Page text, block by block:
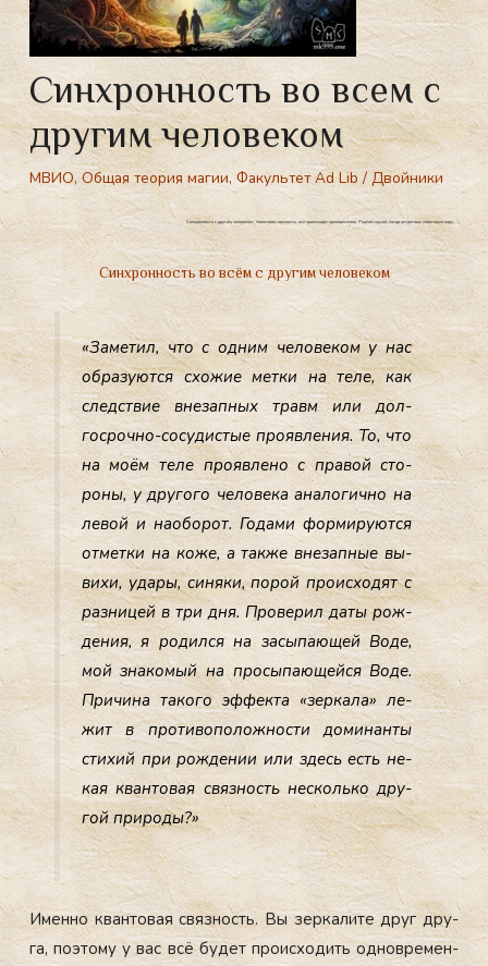
Синхронность во всем с
другим человеком
МВИО,Общая теория магии,Факультет Ad Lib/Двойники
Синхронность с другим человеком, квантовая связность, всё происходит одновременно. Редкий случай, когда встретишь квантовую пару, …
Синхронность во всём с другим человеком
«За­метил, что с од­ним че­лове­ком у нас
об­ра­зу­ют­ся схо­жие мет­ки на те­ле, как
следс­твие вне­зап­ных травм или дол­
госроч­но-со­судис­тые про­яв­ле­ния. То, что
на мо­ём те­ле про­яв­ле­но с пра­вой сто­
роны, у дру­гого че­лове­ка ана­логич­но на
ле­вой и на­обо­рот. Го­дами фор­ми­ру­ют­ся
от­метки на ко­же, а так­же вне­зап­ные вы­
вихи, уда­ры, си­няки, по­рой про­ис­хо­дят с
раз­ни­цей в три дня. Про­верил да­ты рож­
де­ния, я ро­дил­ся на за­сыпа­ющей Во­де,
мой зна­комый на про­сыпа­ющей­ся Во­де.
При­чина та­кого эф­фекта «зер­ка­ла» ле­
жит в про­тиво­полож­ности до­минан­ты
сти­хий при рож­де­нии или здесь есть не­
кая кван­то­вая связ­ность нес­коль­ко дру­
гой при­роды?»
Имен­но кван­то­вая связ­ность. Вы зер­ка­лите друг дру­
га, по­это­му у вас всё бу­дет про­ис­хо­дить од­новре­мен­